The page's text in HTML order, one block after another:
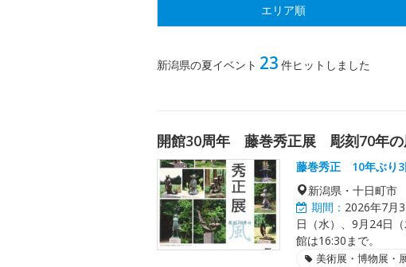
エリア順
新潟県の夏イベント 23 件ヒットしました
開館30周年 藤巻秀正展 彫刻70年の
藤巻秀正 10年ぶり3
新潟県・十日町市
期間： 2026年7月
日（水）、9月24日
館は16:30まで。
美術展・博物展・